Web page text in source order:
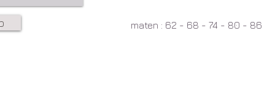
maten : 62 - 68 - 74 - 80 - 86